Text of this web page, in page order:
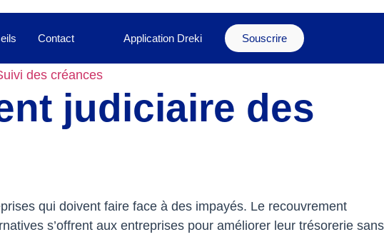
Contact Application Dreki Souscrire
des créances
judiciaire des
qui doivent faire face à des impayés. Le recouvrement
s’offrent aux entreprises pour améliorer leur trésorerie sans